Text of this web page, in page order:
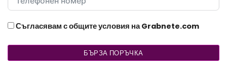
Съгласявам с общите условия на Grabnete.com
БЪРЗА ПОРЪЧКА